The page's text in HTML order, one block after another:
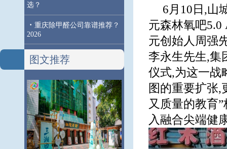
选？
· 重庆除甲醛公司靠谱推荐？
2026
图文推荐
6月10日,山
元森林氧吧
元创始人周强
李永生先生,集
仪式,为这一战
图的重要扩张,
又质量的教育
入融合尖端健